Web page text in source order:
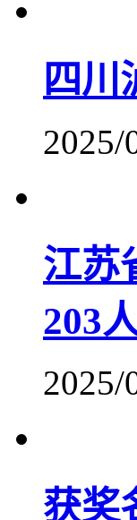
四川
2025/
江苏
203
2025/
获奖